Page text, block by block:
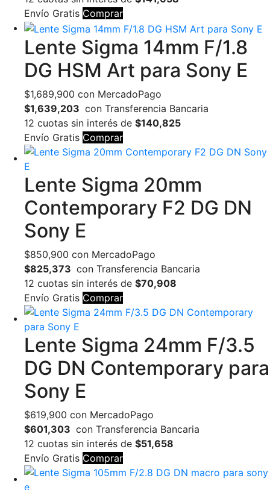
Envío Gratis Comprar
Lente Sigma 14mm F/1.8
DG HSM Art para Sony E
$1,689,900 con MercadoPago
$1,639,203 con Transferencia Bancaria
12 cuotas sin interés de $140,825
Envío Gratis Comprar
Lente Sigma 20mm
Contemporary F2 DG DN
Sony E
$850,900 con MercadoPago
$825,373 con Transferencia Bancaria
12 cuotas sin interés de $70,908
Envío Gratis Comprar
Lente Sigma 24mm F/3.5
DG DN Contemporary para
Sony E
$619,900 con MercadoPago
$601,303 con Transferencia Bancaria
12 cuotas sin interés de $51,658
Envío Gratis Comprar